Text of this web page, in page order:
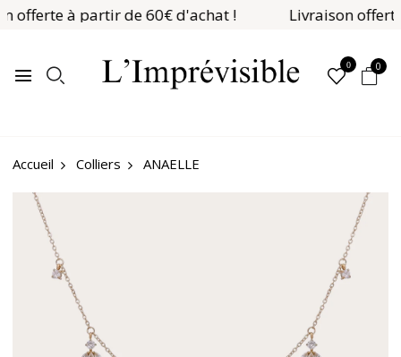
offerte à partir de 60€ d'achat ! Livraison
0 0
Accueil Colliers ANAELLE